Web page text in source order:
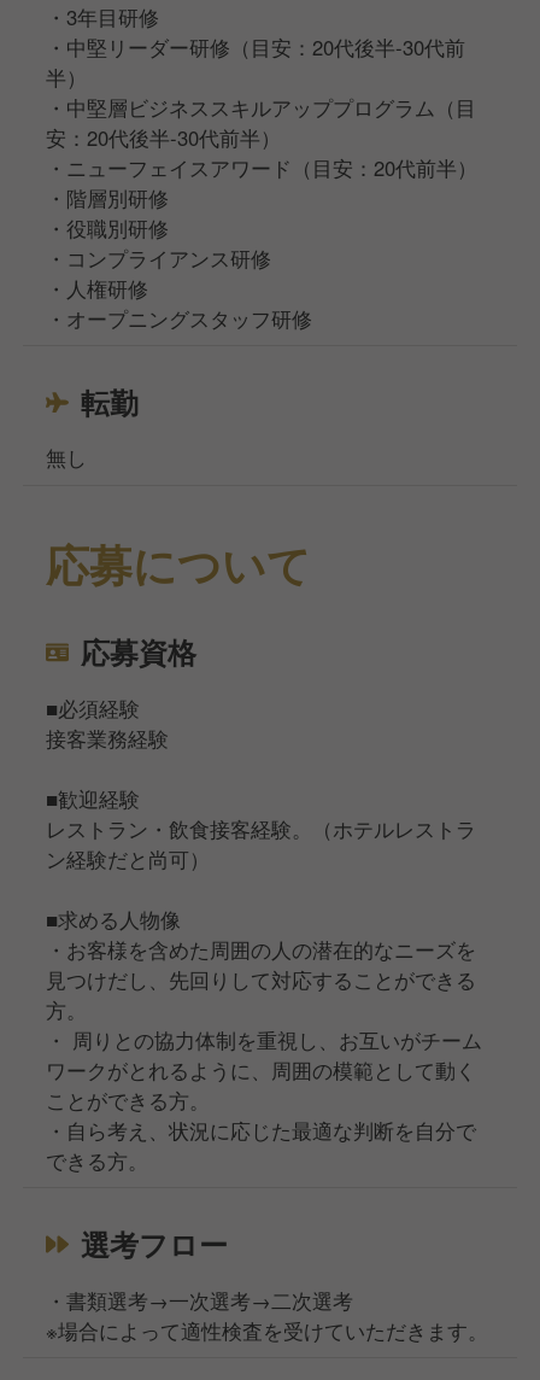
・3年目研修
・中堅リーダー研修（目安：20代後半-30代前
半）
・中堅層ビジネススキルアッププログラム（目
安：20代後半-30代前半）
・ニューフェイスアワード（目安：20代前半）
・階層別研修
・役職別研修
・コンプライアンス研修
・人権研修
・オープニングスタッフ研修
転勤
無し
応募について
応募資格
■必須経験
接客業務経験
■歓迎経験
レストラン・飲食接客経験。（ホテルレストラ
ン経験だと尚可）
■求める人物像
・お客様を含めた周囲の人の潜在的なニーズを
見つけだし、先回りして対応することができる
方。
・ 周りとの協力体制を重視し、お互いがチーム
ワークがとれるように、周囲の模範として動く
ことができる方。
・自ら考え、状況に応じた最適な判断を自分で
できる方。
選考フロー
・書類選考→一次選考→二次選考
※場合によって適性検査を受けていただきます。